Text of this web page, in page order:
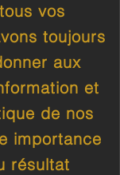
vos
toujours
aux
et
de nos
importance
résultat